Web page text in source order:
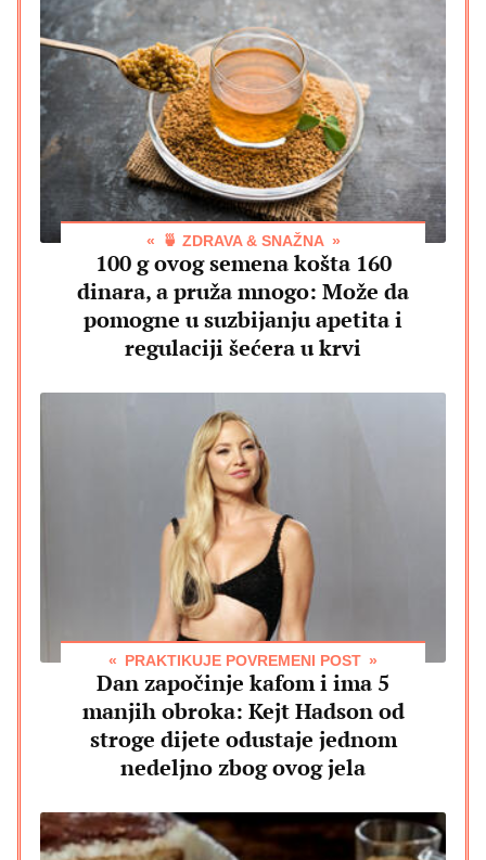
🍵 ZDRAVA & SNAŽNA
100 g ovog semena košta 160
dinara, a pruža mnogo: Može da
pomogne u suzbijanju apetita i
regulaciji šećera u krvi
PRAKTIKUJE POVREMENI POST
Dan započinje kafom i ima 5
manjih obroka: Kejt Hadson od
stroge dijete odustaje jednom
nedeljno zbog ovog jela